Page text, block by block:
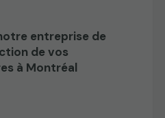
entreprise de
de vos
à Montréal